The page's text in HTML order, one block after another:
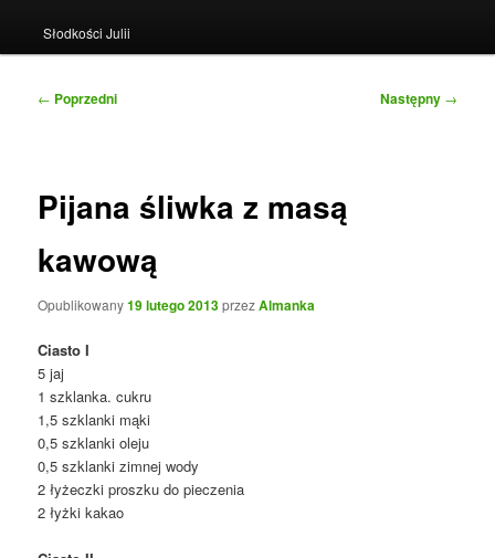
Słodkości Julii
Nawigacja
← Poprzedni Następny →
Pijana śliwka z masą
kawową
Opublikowany19 lutego 2013przezAlmanka
Ciasto I
5 jaj
1 szklanka. cukru
1,5 szklanki mąki
0,5 szklanki oleju
0,5 szklanki zimnej wody
2 łyżeczki proszku do pieczenia
2 łyżki kakao